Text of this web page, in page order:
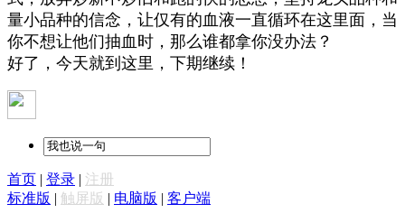
量小品种的信念，让仅有的血液一直循环在这里面，当
你不想让他们抽血时，那么谁都拿你没办法？
好了，今天就到这里，下期继续！
首页 | 登录 | 注册
标准版 | 触屏版 | 电脑版 | 客户端